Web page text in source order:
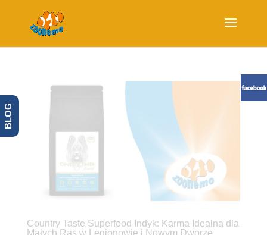
Country Taste Superfood Indyk: Karma Idealna dla
Małych Ras w Legionowie i Nowym Dworze
BLOG